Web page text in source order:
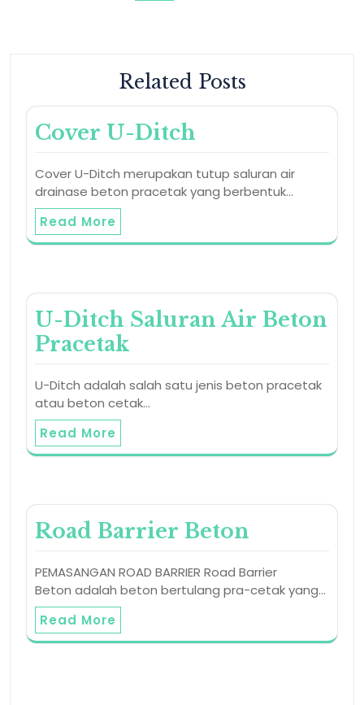
Related Posts
Cover U-Ditch
Cover U-Ditch merupakan tutup saluran air
drainase beton pracetak yang berbentuk…
Read More
U-Ditch Saluran Air Beton
Pracetak
U-Ditch adalah salah satu jenis beton pracetak
atau beton cetak…
Read More
Road Barrier Beton
PEMASANGAN ROAD BARRIER Road Barrier
Beton adalah beton bertulang pra-cetak yang…
Read More